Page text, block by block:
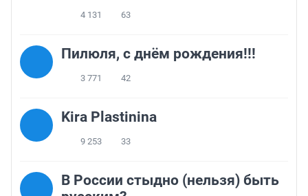
4 131 63
Пилюля, с днём рождения!!!
3 771 42
Kira Plastinina
9 253 33
В России стыдно (нельзя) быть